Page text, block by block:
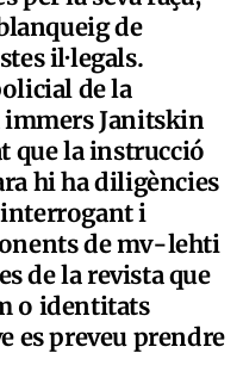
de
il·legals.
de la
immers Janitskin
que la instrucció
hi ha diligències
interrogant i
de mv-lehti
de la revista que
o identitats
es preveu prendre